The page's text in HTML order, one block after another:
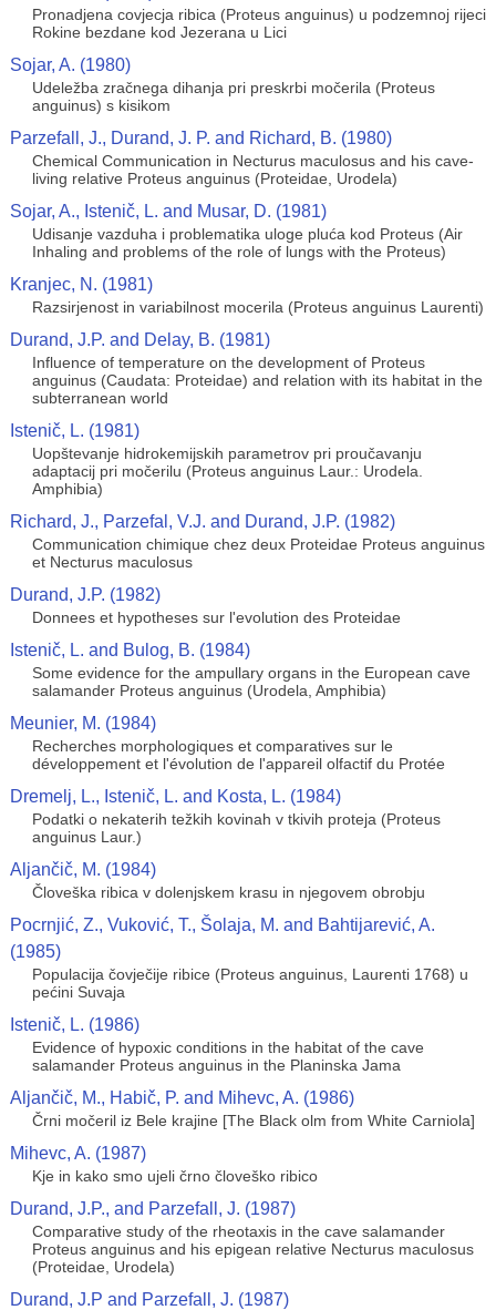
Pronadjena covjecja ribica (Proteus anguinus) u podzemnoj rijeci
Rokine bezdane kod Jezerana u Lici
Sojar, A. (1980)
Udeležba zračnega dihanja pri preskrbi močerila (Proteus
anguinus) s kisikom
Parzefall, J., Durand, J. P. and Richard, B. (1980)
Chemical Communication in Necturus maculosus and his cave-
living relative Proteus anguinus (Proteidae, Urodela)
Sojar, A., Istenič, L. and Musar, D. (1981)
Udisanje vazduha i problematika uloge pluća kod Proteus (Air
Inhaling and problems of the role of lungs with the Proteus)
Kranjec, N. (1981)
Razsirjenost in variabilnost mocerila (Proteus anguinus Laurenti)
Durand, J.P. and Delay, B. (1981)
Influence of temperature on the development of Proteus
anguinus (Caudata: Proteidae) and relation with its habitat in the
subterranean world
Istenič, L. (1981)
Uopštevanje hidrokemijskih parametrov pri proučavanju
adaptacij pri močerilu (Proteus anguinus Laur.: Urodela.
Amphibia)
Richard, J., Parzefal, V.J. and Durand, J.P. (1982)
Communication chimique chez deux Proteidae Proteus anguinus
et Necturus maculosus
Durand, J.P. (1982)
Donnees et hypotheses sur l'evolution des Proteidae
Istenič, L. and Bulog, B. (1984)
Some evidence for the ampullary organs in the European cave
salamander Proteus anguinus (Urodela, Amphibia)
Meunier, M. (1984)
Recherches morphologiques et comparatives sur le
développement et l'évolution de l'appareil olfactif du Protée
Dremelj, L., Istenič, L. and Kosta, L. (1984)
Podatki o nekaterih težkih kovinah v tkivih proteja (Proteus
anguinus Laur.)
Aljančič, M. (1984)
Človeška ribica v dolenjskem krasu in njegovem obrobju
Pocrnjić, Z., Vuković, T., Šolaja, M. and Bahtijarević, A.
(1985)
Populacija čovječije ribice (Proteus anguinus, Laurenti 1768) u
pećini Suvaja
Istenič, L. (1986)
Evidence of hypoxic conditions in the habitat of the cave
salamander Proteus anguinus in the Planinska Jama
Aljančič, M., Habič, P. and Mihevc, A. (1986)
Črni močeril iz Bele krajine [The Black olm from White Carniola]
Mihevc, A. (1987)
Kje in kako smo ujeli črno človeško ribico
Durand, J.P., and Parzefall, J. (1987)
Comparative study of the rheotaxis in the cave salamander
Proteus anguinus and his epigean relative Necturus maculosus
(Proteidae, Urodela)
Durand, J.P and Parzefall, J. (1987)